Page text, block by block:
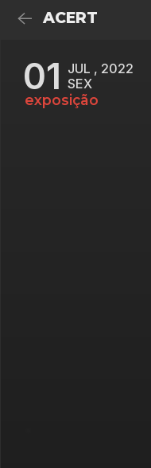
ACERT
01
JUL , 2022
SEX
exposição